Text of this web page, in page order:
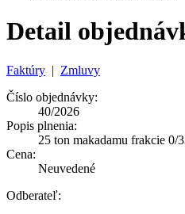
Detail
Faktúry | Zmluvy
Číslo objednávky:
40/2026
Popis plnenia:
25 ton makadamu frakcie 0/
Cena:
Neuvedené
Odberateľ: